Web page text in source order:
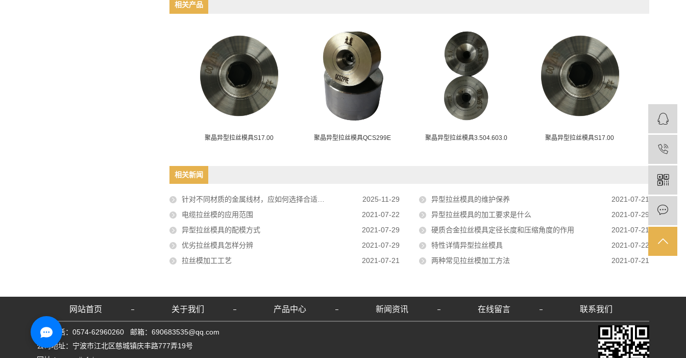
相关产品
聚晶异型拉丝模具S17.00 聚晶异型拉丝模具QCS299E 聚晶异型拉丝模具3.504.603.0 聚晶异型拉丝模具S17.00
相关新闻
针对不同材质的金属线材，应如何选择合适的异型拉丝模具材料（如聚晶钻石、硬质合金等）？ 2025-11-29 异型拉丝模具的维护保养
2021-07-21
电缆拉丝模的应用范围
2021-07-22 异型拉丝模具的加工要求是什么
2021-07-29
异型拉丝模具的配模方式
2021-07-29 硬质合金拉丝模具定径长度和压缩角度的作用
2021-07-21
优劣拉丝模具怎样分辨
2021-07-29 特性详情异型拉丝模具
2021-07-22
拉丝模加工工艺
2021-07-21 两种常见拉丝模加工方法 2021-07-21
网站首页 关于我们 产品中心 新闻资讯 在线留言 联系我们
联系电话：0574-62960260 邮箱：690683535@qq.com
公司地址：宁波市江北区慈城镇庆丰路777弄19号